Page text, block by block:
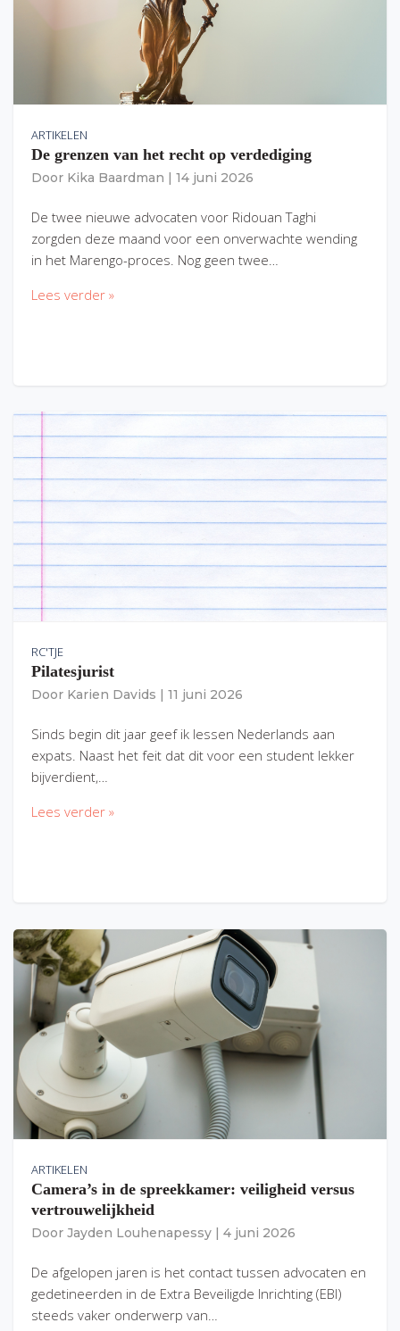
ARTIKELEN
De grenzen van het recht op verdediging
Door Kika Baardman 14 juni 2026
De twee nieuwe advocaten voor Ridouan Taghi
zorgden deze maand voor een onverwachte wending
in het Marengo-proces. Nog geen twee…
Lees verder »
RC'TJE
Pilatesjurist
Door Karien Davids 11 juni 2026
Sinds begin dit jaar geef ik lessen Nederlands aan
expats. Naast het feit dat dit voor een student lekker
bijverdient,…
Lees verder »
ARTIKELEN
Camera’s in de spreekkamer: veiligheid versus
vertrouwelijkheid
Door Jayden Louhenapessy 4 juni 2026
De afgelopen jaren is het contact tussen advocaten en
gedetineerden in de Extra Beveiligde Inrichting (EBI)
steeds vaker onderwerp van…